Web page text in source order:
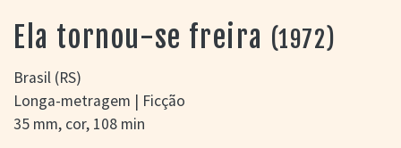
CINEMA GAÚCHO
> BUSCA AVANÇADA
> LISTA DE FILMES
> FILMOGRAFIAS DE
Ela tornou-se freira (1972)
Brasil (RS)
Longa-metragem | Ficção
35 mm, cor, 108 min